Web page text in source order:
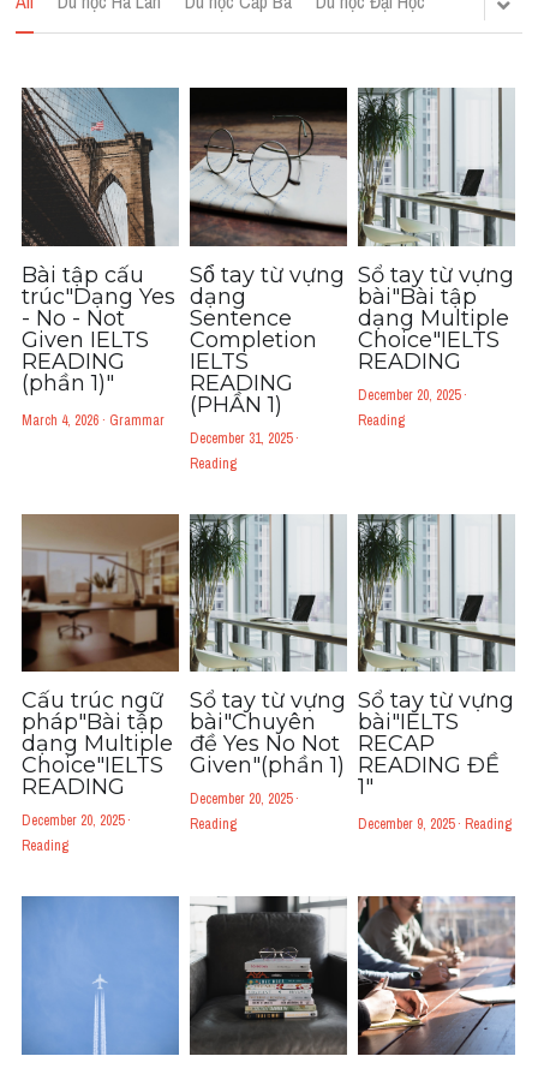
Adj
Khác
Từ vựng theo topic
Từ vựng theo Topic
Vocabulary - Grammar
Grammar
Part 2
Noun
Du học Hà Lan
Du học Cấp Ba
Đề thi thật Task 1
Adv
Cách dùng từ
Task 1
Advice
IELTS Advice
HỌC THỬ →
Bài tập cấu
trúc"Dạng Yes
- No - Not
Given IELTS
READING
(phần 1)"
March 4, 2026· Grammar
Sổ tay từ vựng
dạng
Sentence
Completion
IELTS
READING
(PHẦN 1)
December 31, 2025·
Reading
Sổ tay từ vựng
bài"Bài tập
dạng Multiple
Choice"IELTS
READING
December 20, 2025·
Reading
Cấu trúc ngữ
pháp"Bài tập
dạng Multiple
Choice"IELTS
READING
December 20, 2025·
Reading
Sổ tay từ vựng
bài"Chuyên
đề Yes No Not
Given"(phần 1)
December 20, 2025·
Reading
Sổ tay từ vựng
bài"IELTS
RECAP
READING ĐỀ
1"
December 9, 2025· Reading